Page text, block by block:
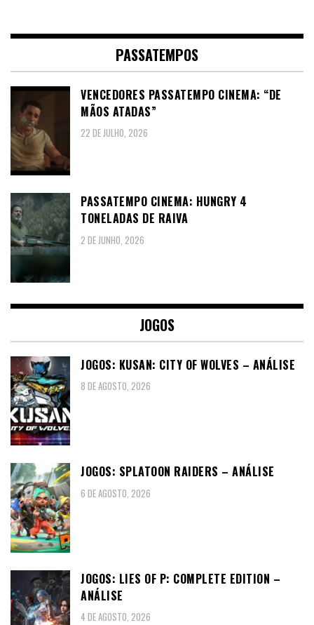
PASSATEMPOS
VENCEDORES PASSATEMPO CINEMA: “DE
MÃOS ATADAS”
22 DE JULHO, 2026
PASSATEMPO CINEMA: HUNGRY 4
TONELADAS DE RAIVA
2 DE JUNHO, 2026
JOGOS
JOGOS: KUSAN: CITY OF WOLVES – ANÁLISE
8 DE AGOSTO, 2026
JOGOS: SPLATOON RAIDERS – ANÁLISE
6 DE AGOSTO, 2026
JOGOS: LIES OF P: COMPLETE EDITION –
ANÁLISE
4 DE AGOSTO, 2026